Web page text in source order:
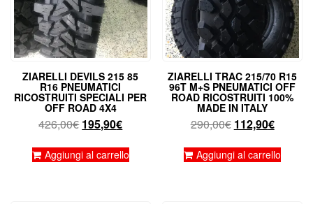
ZIARELLI DEVILS 215 85
R16 PNEUMATICI
RICOSTRUITI SPECIALI PER
OFF ROAD 4X4
426,00€ Il
originale
195,90€Il
attuale
Aggiungi al carrello
ZIARELLI TRAC 215/70 R15
96T M+S PNEUMATICI OFF
ROAD RICOSTRUITI 100%
MADE IN ITALY
290,00€ Il
originale
112,90€Il
attuale
Aggiungi al carrello